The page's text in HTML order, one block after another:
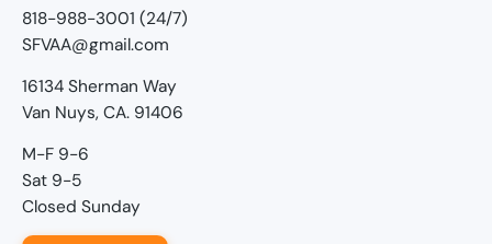
818-988-3001 (24/7)
SFVAA@gmail.com
16134 Sherman Way
Van Nuys, CA. 91406
M-F 9-6
Sat 9-5
Closed Sunday